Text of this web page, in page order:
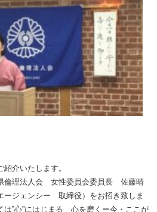
介いたします。
倫理法人会 女性委員会委員長 佐藤晴
ージェンシー 取締役）をお招き致しま
は‟心”にはじまる 心を磨くー今・ここが